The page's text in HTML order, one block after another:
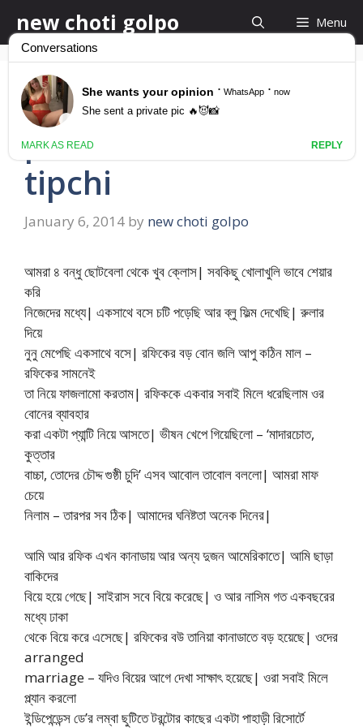
to
content
new choti golpo Menu
পাছা আর ভোদা টিপছি –
pacha ar voda
tipchi
January 6, 2014 by new choti golpo
আমরা ৪ বন্ধু ছোটবেলা থেকে খুব ক্লোস| সবকিছু খোলাখুলি ভাবে শেয়ার
করি
নিজেদের মধ্যে| একসাথে বসে চটি পড়েছি আর ব্লু ফিল্ম দেখেছি| রুলার
দিয়ে
নুনু মেপেছি একসাথে বসে| রফিকের বড় বোন জলি আপু কঠিন মাল –
রফিকের সামনেই
তা নিয়ে ফাজলামো করতাম| রফিককে একবার সবাই মিলে ধরেছিলাম ওর
বোনের ব্যাবহার
করা একটা প্যান্টি নিয়ে আসতে| ভীষন খেপে গিয়েছিলো – ‘মাদারচোত,
কুত্তার
বাচ্চা, তোদের চৌদ্দ গুষ্ঠী চুদি’ এসব আবোল তাবোল বললো| আমরা মাফ
চেয়ে
নিলাম – তারপর সব ঠিক| আমাদের ঘনিষ্টতা অনেক দিনের|
আমি আর রফিক এখন কানাডায় আর অন্য দুজন আমেরিকাতে| আমি ছাড়া
বাকিদের
বিয়ে হয়ে গেছে| সাইরাস সবে বিয়ে করেছে| ও আর নাসিম গত একবছরের
মধ্যে ঢাকা
থেকে বিয়ে করে এসেছে| রফিকের বউ তানিয়া কানাডাতে বড় হয়েছে| ওদের
arranged
marriage – যদিও বিয়ের আগে দেখা সাক্ষাৎ হয়েছে| ওরা সবাই মিলে
প্ল্যান করলো
ইন্ডিপেন্ডেন্স ডে’র লম্বা ছুটিতে টরন্টোর কাছের একটা পাহাড়ী রিসোর্টে